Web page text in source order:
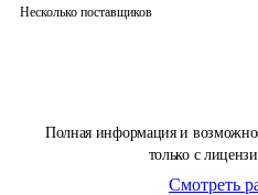
Полная информация и
только с
Смотреть
Несколько поставщиков